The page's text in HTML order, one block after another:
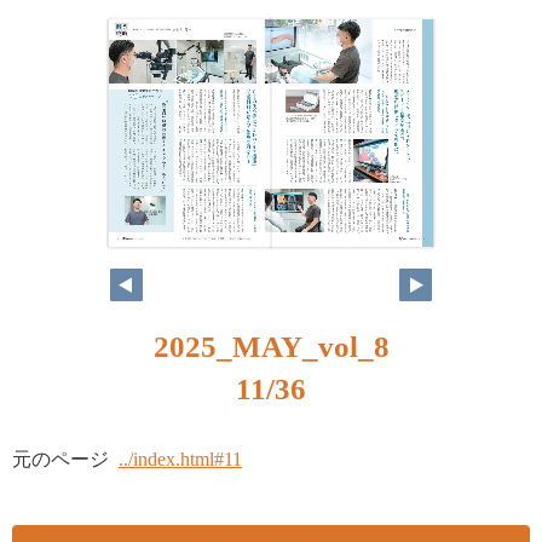
2025_MAY_vol_8
11/36
元のページ ../index.html#11